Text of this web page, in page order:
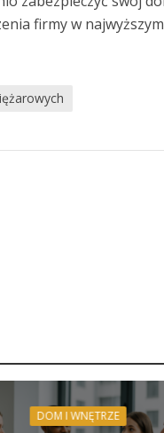
firmy w najwyższym
DOM I WNĘTRZE